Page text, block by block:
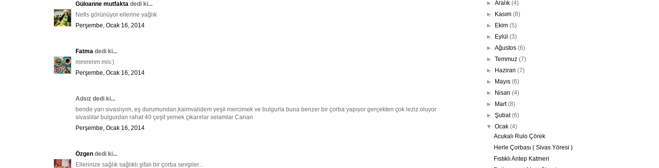
Güloanne mutfakta dedi ki...
Nefis görünüyor ellerine yağlık
Perşembe, Ocak 16, 2014
Fatma dedi ki...
mmmmm mis:)
Perşembe, Ocak 16, 2014
Adsız dedi ki...
bende yarı sivaslıyım, eş durumundan,kaimvalidem yeşil mercimek ve bulgurla buna benzer bir çorba yapıyor gerçekten çok leziz oluyor
sivaslılar bulgurdan rahat 40 çeşit yemek çıkarırlar selamlar Canan
Perşembe, Ocak 16, 2014
Özgen dedi ki...
Ellerinize sağlık sağlıklı şifalı bir çorba sevgiler...
►Aralık(4)
► Kasım(8)
► Ekim(5)
► Eylül(3)
►Ağustos(6)
►Temmuz(7)
► Haziran(7)
► Mayıs(6)
► Nisan(4)
► Mart(8)
►Şubat(6)
▼Ocak(4)
Acukalı Rulo Çörek
Herle Çorbası ( Sivas Yöresi )
Fıstıklı Antep Katmeri